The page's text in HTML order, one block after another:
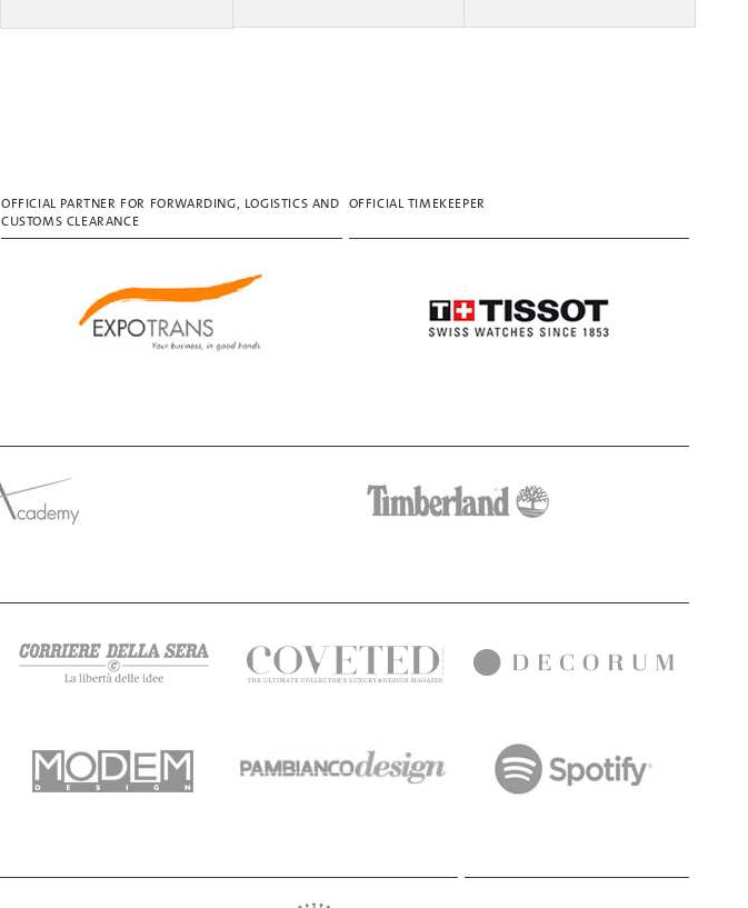
OFFICIAL PARTNER FOR FORWARDING, LOGISTICS AND
CUSTOMS CLEARANCE
OFFICIAL TIMEKEEPER